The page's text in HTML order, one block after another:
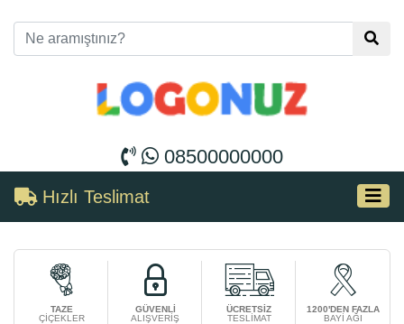
08500000000
Hızlı Teslimat
TAZE
ÇİÇEKLER
GÜVENLİ
ALIŞVERİŞ
ÜCRETSİZ
TESLİMAT
1200'DEN FAZLA
BAYİ AĞI